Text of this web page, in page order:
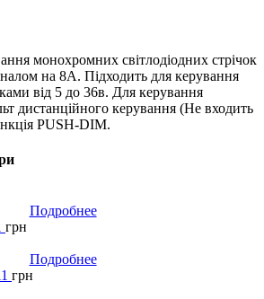
монохромних світлодіодних стрічок
на 8А. Підходить для керування
від 5 до 36в. Для керування
дистанційного керування (Не входить
PUSH-DIM.
Подробнее
грн
Подробнее
грн